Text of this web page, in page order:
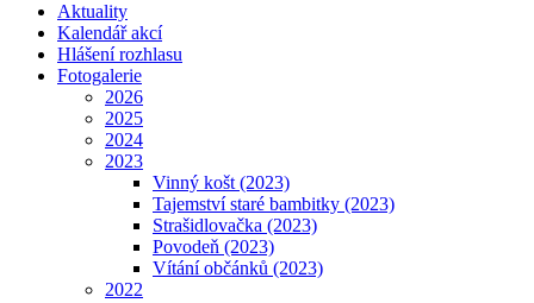
Aktuality
Kalendář akcí
Hlášení rozhlasu
Fotogalerie
2026
2025
2024
2023
Vinný košt (2023)
Tajemství staré bambitky (2023)
Strašidlovačka (2023)
Povodeň (2023)
Vítání občánků (2023)
2022